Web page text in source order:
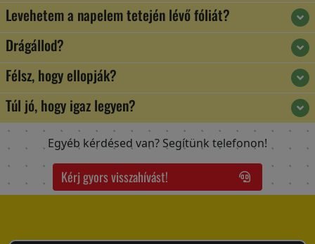
Levehetem a napelem tetején lévő fóliát?
Drágállod?
Félsz, hogy ellopják?
Túl jó, hogy igaz legyen?
Egyéb kérdésed van? Segítünk telefonon!
Kérj gyors visszahívást!